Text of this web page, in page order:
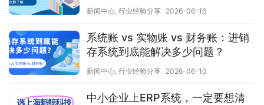
新闻中心, 行业经验分享 2026-06-16
系统账 vs 实物账 vs 财务账：进销
存系统到底能解决多少问题？
新闻中心, 行业经验分享 2026-06-10
中小企业上ERP系统，一定要想清